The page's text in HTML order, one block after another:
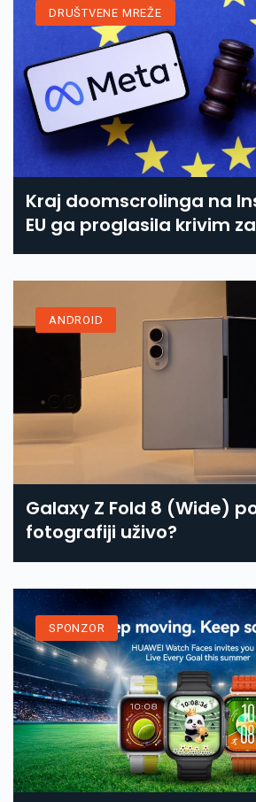
DRUŠTVENE MREŽE
Kraj doomscrolinga na
EU ga proglasila krivim
ovisnosti
ANDROID
Galaxy Z Fold 8 (Wide)
fotografiji uživo?
SPONZOR